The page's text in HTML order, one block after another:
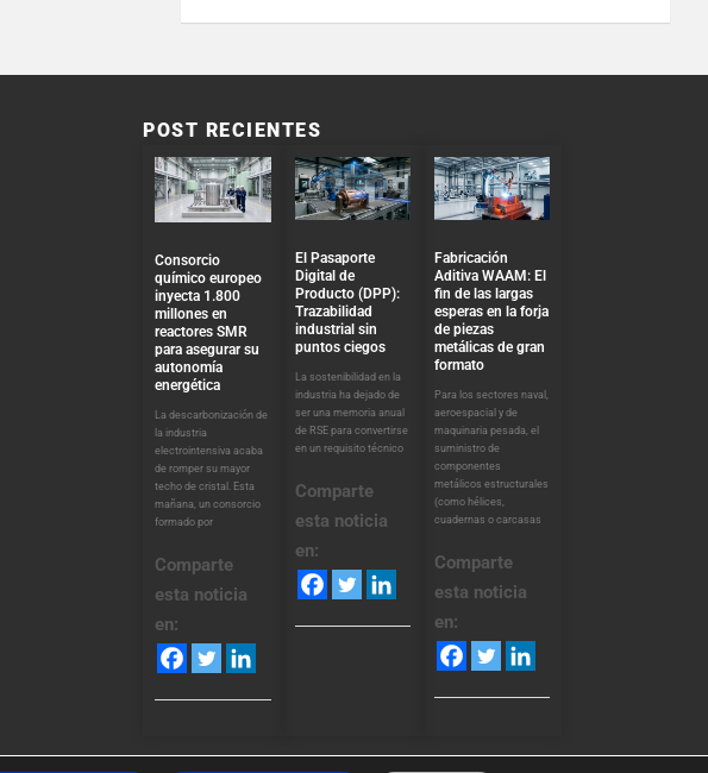
POST RECIENTES
Consorcio
químico europeo
inyecta 1.800
millones en
reactores SMR
para asegurar su
autonomía
energética
La descarbonización de
la industria
electrointensiva acaba
de romper su mayor
techo de cristal. Esta
mañana, un consorcio
formado por
Comparte
esta noticia
en:
El Pasaporte
Digital de
Producto (DPP):
Trazabilidad
industrial sin
puntos ciegos
La sostenibilidad en la
industria ha dejado de
ser una memoria anual
de RSE para convertirse
en un requisito técnico
Comparte
esta noticia
en:
Fabricación
Aditiva WAAM: El
fin de las largas
esperas en la forja
de piezas
metálicas de gran
formato
Para los sectores naval,
aeroespacial y de
maquinaria pesada, el
suministro de
componentes
metálicos estructurales
(como hélices,
cuadernas o carcasas
Comparte
esta noticia
en: